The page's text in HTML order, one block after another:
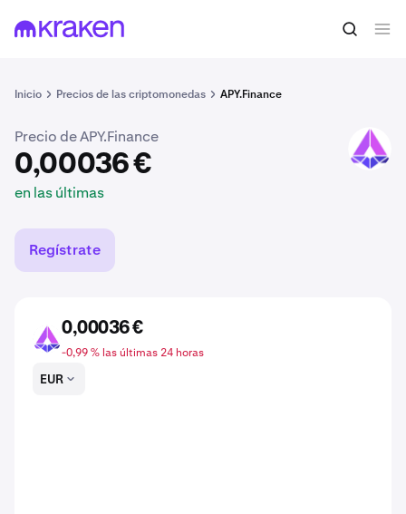
Inicio Precios de las criptomonedas APY.Finance
0,00036 € Comprar APY
Precio de APY.Finance
0,00036 €
en las últimas
APY
Regístrate
APY
0,00036 €
-0,99 % las últimas 24 horas
EUR